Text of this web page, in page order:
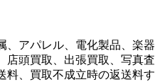
、アパレル、電化製品、楽
頭買取、出張買取、写真査
、買取不成立時の返送料す